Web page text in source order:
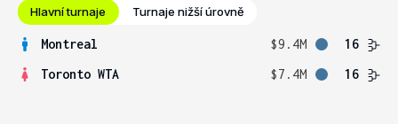
Hlavní turnaje Turnaje nižší úrovně
Montreal $9.4M
16
Toronto WTA
$7.4M 16